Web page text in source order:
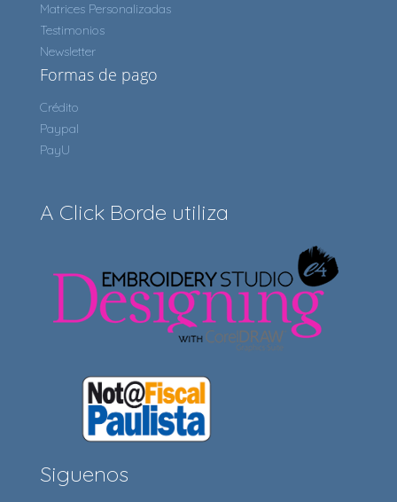
Matrices Personalizadas
Testimonios
Newsletter
Formas de pago
Crédito
Paypal
PayU
A Click Borde utiliza
Siguenos